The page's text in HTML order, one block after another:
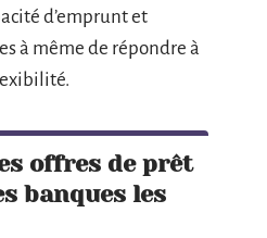
d’emprunt et
à même de répondre à
offres de prêt
banques les